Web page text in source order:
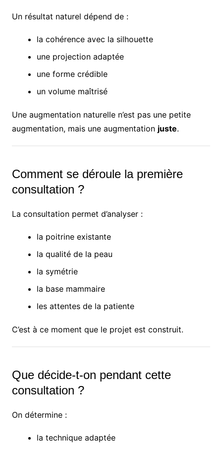
Un résultat naturel dépend de :
la cohérence avec la silhouette
une projection adaptée
une forme crédible
un volume maîtrisé
Une augmentation naturelle n’est pas une petite
augmentation, mais une augmentation juste.
Comment se déroule la première
consultation ?
La consultation permet d’analyser :
la poitrine existante
la qualité de la peau
la symétrie
la base mammaire
les attentes de la patiente
C’est à ce moment que le projet est construit.
Que décide-t-on pendant cette
consultation ?
On détermine :
la technique adaptée